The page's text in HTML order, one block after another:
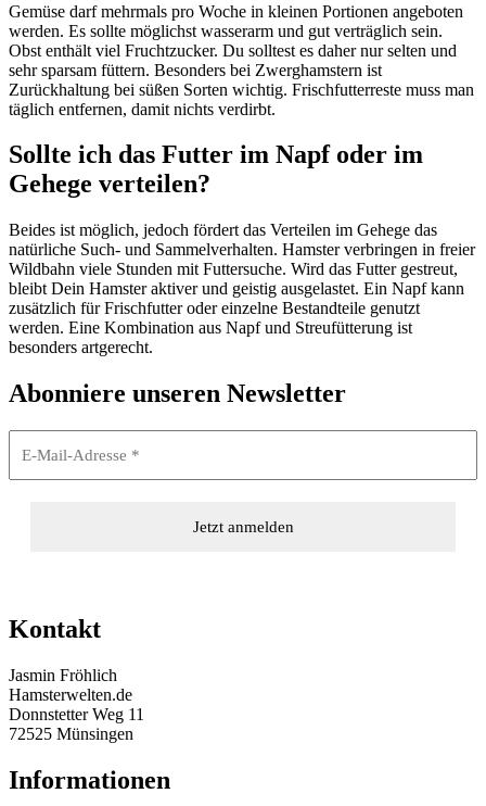
Gemüse darf mehrmals pro Woche in kleinen Portionen angeboten
werden. Es sollte möglichst wasserarm und gut verträglich sein.
Obst enthält viel Fruchtzucker. Du solltest es daher nur selten und
sehr sparsam füttern. Besonders bei Zwerghamstern ist
Zurückhaltung bei süßen Sorten wichtig. Frischfutterreste muss man
täglich entfernen, damit nichts verdirbt.
Sollte ich das Futter im Napf oder im
Gehege verteilen?
Beides ist möglich, jedoch fördert das Verteilen im Gehege das
natürliche Such- und Sammelverhalten. Hamster verbringen in freier
Wildbahn viele Stunden mit Futtersuche. Wird das Futter gestreut,
bleibt Dein Hamster aktiver und geistig ausgelastet. Ein Napf kann
zusätzlich für Frischfutter oder einzelne Bestandteile genutzt
werden. Eine Kombination aus Napf und Streufütterung ist
besonders artgerecht.
Abonniere unseren Newsletter
Kontakt
Jasmin Fröhlich
Hamsterwelten.de
Donnstetter Weg 11
72525 Münsingen
Informationen